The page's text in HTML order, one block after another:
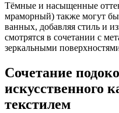
Тёмные и насыщенные
мраморный) также могут
ванных, добавляя стиль и
смотрятся в сочетании с
зеркальными
Сочетание
искусственного
текстилем